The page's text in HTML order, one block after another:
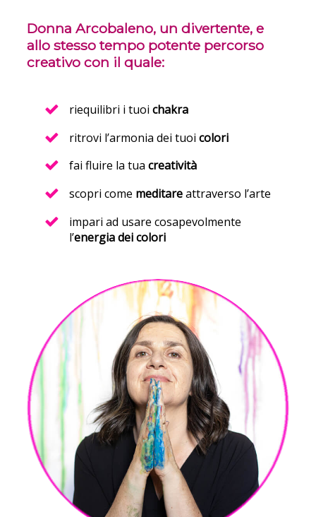
Donna Arcobaleno, un divertente, e
allo stesso tempo potente percorso
creativo con il quale:
riequilibri i tuoichakra
ritrovi l’armonia dei tuoicolori
fai fluire la tuacreatività
scopri come meditareattraverso l’arte
impari ad usare cosapevolmente
l’energia dei colori